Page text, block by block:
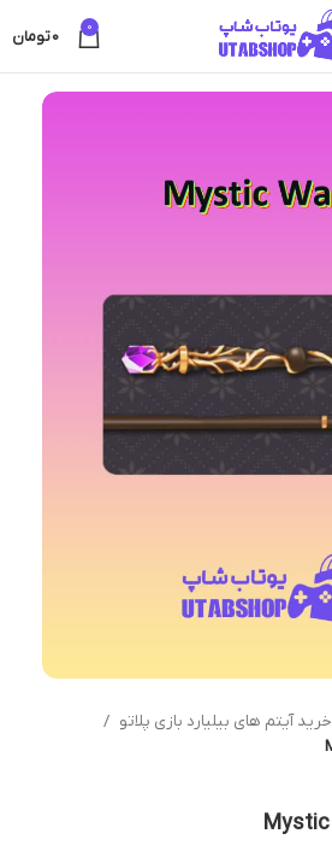
0
0تومان
خرید آیتم های بیلیارد بازی پلاتو